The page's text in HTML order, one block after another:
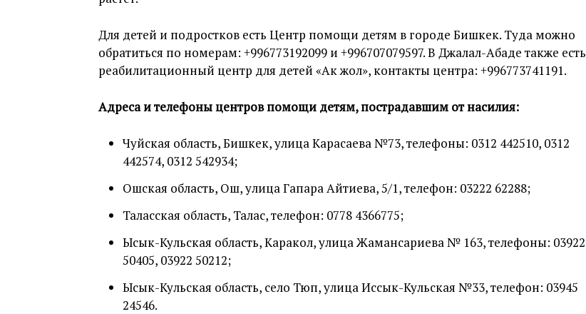
Для детей и подростков есть Центр помощи детям в городе Бишкек. Туда можно
обратиться по номерам: +996773192099 и +996707079597. В Джалал-Абаде также есть
реабилитационный центр для детей «Ак жол», контакты центра: +996773741191.
Адреса и телефоны центров помощи детям, пострадавшим от насилия:
Чуйская область, Бишкек, улица Карасаева №73, телефоны: 0312 442510, 0312
442574, 0312 542934;
Ошская область, Ош, улица Гапара Айтиева, 5/1, телефон: 03222 62288;
Таласская область, Талас, телефон: 0778 4366775;
Ысык-Кульская область, Каракол, улица Жамансариева № 163, телефоны: 03922
50405, 03922 50212;
Ысык-Кульская область, село Тюп, улица Иссык-Кульская №33, телефон: 03945
24546.